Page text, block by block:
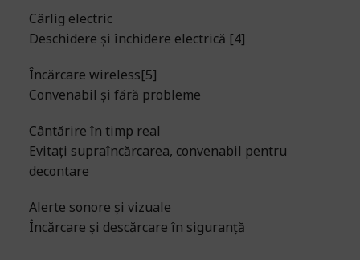
Cârlig electric
Deschidere și închidere electrică [4]
Încărcare wireless[5]
Convenabil și fără probleme
Cântărire în timp real
Evitați supraîncărcarea, convenabil pentru
decontare
Alerte sonore și vizuale
Încărcare și descărcare în siguranță